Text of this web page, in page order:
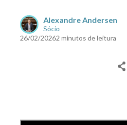
Alexandre Andersen
Sócio
26/02/20262 minutos de leitura